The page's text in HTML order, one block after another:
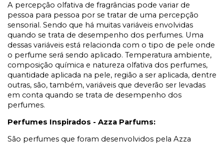
A percepção olfativa de fragrâncias pode variar de
pessoa para pessoa por se tratar de uma percepção
sensorial. Sendo que há muitas variáveis envolvidas
quando se trata de desempenho dos perfumes. Uma
dessas variáveis está relacionda com o tipo de pele onde
o perfume será sendo aplicado. Temperatura ambiente,
composição química e natureza olfativa dos perfumes,
quantidade aplicada na pele, região a ser aplicada, dentre
outras, são, também, variáveis que deverão ser levadas
em conta quando se trata de desempenho dos
perfumes.
Perfumes Inspirados - Azza Parfums:
São perfumes que foram desenvolvidos pela Azza